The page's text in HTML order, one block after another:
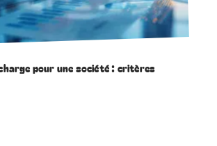
pour une société : critères